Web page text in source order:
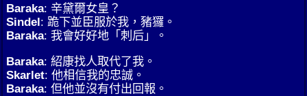
Baraka: 辛黛爾女皇？
Sindel: 跪下並臣服於我，豬玀。
Baraka: 我會好好地「刺后」。
Baraka: 紹康找人取代了我。
Skarlet: 他相信我的忠誠。
Baraka: 但他並沒有付出回報。